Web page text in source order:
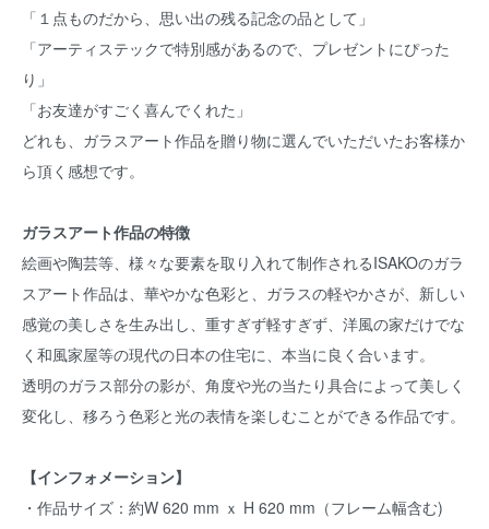
「１点ものだから、思い出の残る記念の品として」
「アーティステックで特別感があるので、プレゼントにぴった
り」
「お友達がすごく喜んでくれた」
どれも、ガラスアート作品を贈り物に選んでいただいたお客様か
ら頂く感想です。
ガラスアート作品の特徴
絵画や陶芸等、様々な要素を取り入れて制作されるISAKOのガラ
スアート作品は、華やかな色彩と、ガラスの軽やかさが、新しい
感覚の美しさを生み出し、重すぎず軽すぎず、洋風の家だけでな
く和風家屋等の現代の日本の住宅に、本当に良く合います。
透明のガラス部分の影が、角度や光の当たり具合によって美しく
変化し、移ろう色彩と光の表情を楽しむことができる作品です。
【インフォメーション】
・作品サイズ：約W 620 mm ｘ H 620 mm（フレーム幅含む)